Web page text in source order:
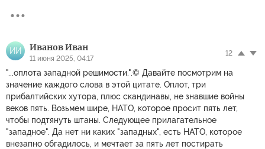
ИИ Иванов Иван
11 июня 2025, 04:17
12
"...оплота западной решимости.".© Давайте посмотрим на
значение каждого слова в этой цитате. Оплот, три
прибалтийских хутора, плюс скандинавы, не знавшие войны
веков пять. Возьмем шире, НАТО, которое просит пять лет,
чтобы подтянуть штаны. Следующее прилагательное
"западное". Да нет ни каких "западных", есть НАТО, которое
внезапно обгадилось, и мечтает за пять лет постирать